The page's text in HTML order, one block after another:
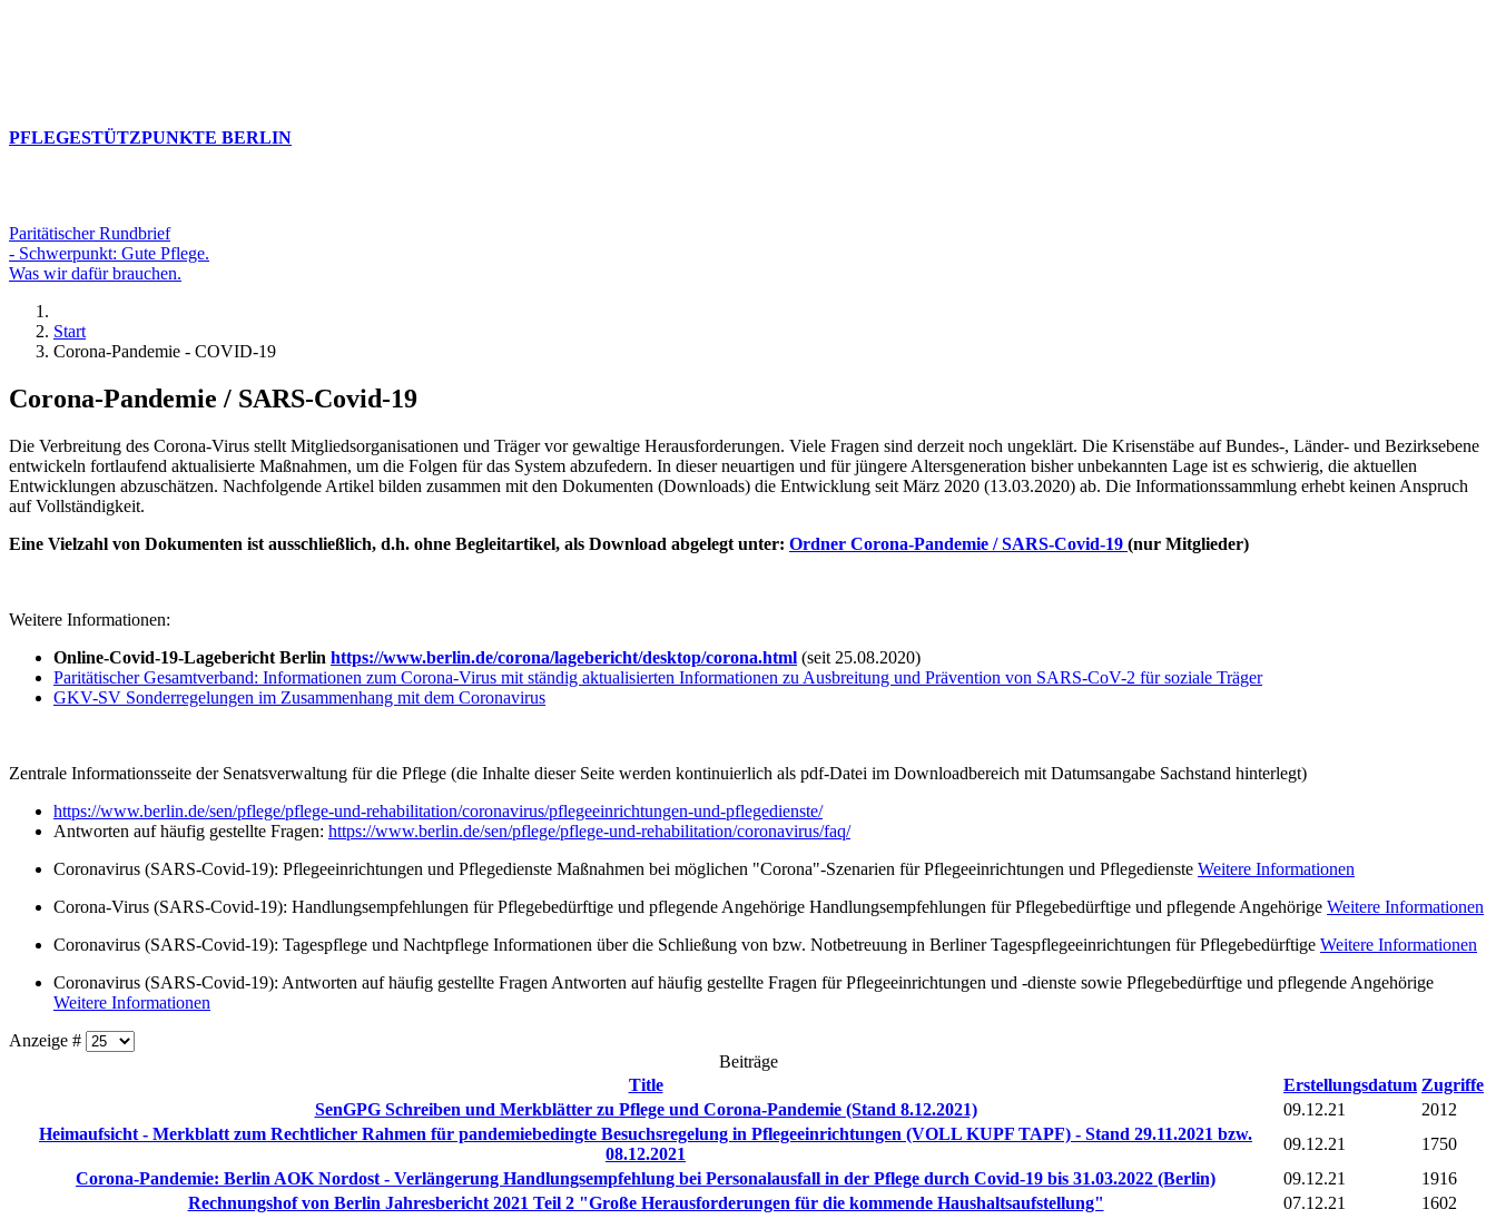
PFLEGESTÜTZPUNKTE BERLIN
Paritätischer Rundbrief
- Schwerpunkt: Gute Pflege.
Was wir dafür brauchen.
Start
Corona-Pandemie - COVID-19
Corona-Pandemie / SARS-Covid-19
Die Verbreitung des Corona-Virus stellt Mitgliedsorganisationen und Träger vor gewaltige Herausforderungen. Viele Fragen sind derzeit noch ungeklärt. Die Krisenstäbe auf Bundes-, Länder- und Bezirksebene
entwickeln fortlaufend aktualisierte Maßnahmen, um die Folgen für das System abzufedern. In dieser neuartigen und für jüngere Altersgeneration bisher unbekannten Lage ist es schwierig, die aktuellen
Entwicklungen abzuschätzen. Nachfolgende Artikel bilden zusammen mit den Dokumenten (Downloads) die Entwicklung seit März 2020 (13.03.2020) ab. Die Informationssammlung erhebt keinen Anspruch
auf Vollständigkeit.
Eine Vielzahl von Dokumenten ist ausschließlich, d.h. ohne Begleitartikel, als Download abgelegt unter: Ordner Corona-Pandemie / SARS-Covid-19 (nur Mitglieder)
Weitere Informationen:
Online-Covid-19-Lagebericht Berlin https://www.berlin.de/corona/lagebericht/desktop/corona.html (seit 25.08.2020)
Paritätischer Gesamtverband: Informationen zum Corona-Virus mit ständig aktualisierten Informationen zu Ausbreitung und Prävention von SARS-CoV-2 für soziale Träger
GKV-SV Sonderregelungen im Zusammenhang mit dem Coronavirus
Zentrale Informationsseite der Senatsverwaltung für die Pflege (die Inhalte dieser Seite werden kontinuierlich als pdf-Datei im Downloadbereich mit Datumsangabe Sachstand hinterlegt)
https://www.berlin.de/sen/pflege/pflege-und-rehabilitation/coronavirus/pflegeeinrichtungen-und-pflegedienste/
Antworten auf häufig gestellte Fragen: https://www.berlin.de/sen/pflege/pflege-und-rehabilitation/coronavirus/faq/
Coronavirus (SARS-Covid-19): Pflegeeinrichtungen und Pflegedienste Maßnahmen bei möglichen "Corona"-Szenarien für Pflegeeinrichtungen und Pflegedienste Weitere Informationen
Corona-Virus (SARS-Covid-19): Handlungsempfehlungen für Pflegebedürftige und pflegende Angehörige Handlungsempfehlungen für Pflegebedürftige und pflegende Angehörige Weitere Informationen
Coronavirus (SARS-Covid-19): Tagespflege und Nachtpflege Informationen über die Schließung von bzw. Notbetreuung in Berliner Tagespflegeeinrichtungen für Pflegebedürftige Weitere Informationen
Coronavirus (SARS-Covid-19): Antworten auf häufig gestellte Fragen Antworten auf häufig gestellte Fragen für Pflegeeinrichtungen und -dienste sowie Pflegebedürftige und pflegende Angehörige
Weitere Informationen
Anzeige #
Beiträge
Title
Erstellungsdatum Zugriffe
SenGPG Schreiben und Merkblätter zu Pflege und Corona-Pandemie (Stand 8.12.2021)
09.12.21
2012
Heimaufsicht - Merkblatt zum Rechtlicher Rahmen für pandemiebedingte Besuchsregelung in Pflegeeinrichtungen (VOLL KUPF TAPF) - Stand 29.11.2021 bzw.
08.12.2021
09.12.21
1750
Corona-Pandemie: Berlin AOK Nordost - Verlängerung Handlungsempfehlung bei Personalausfall in der Pflege durch Covid-19 bis 31.03.2022 (Berlin)
09.12.21
1916
Rechnungshof von Berlin Jahresbericht 2021 Teil 2 "Große Herausforderungen für die kommende Haushaltsaufstellung"
07.12.21
1602